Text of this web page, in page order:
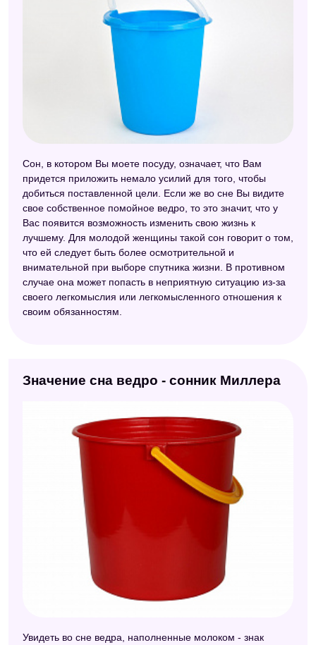
Сон, в котором Вы моете посуду, означает, что Вам
придется приложить немало усилий для того, чтобы
добиться поставленной цели. Если же во сне Вы видите
свое собственное помойное ведро, то это значит, что у
Вас появится возможность изменить свою жизнь к
лучшему. Для молодой женщины такой сон говорит о том,
что ей следует быть более осмотрительной и
внимательной при выборе спутника жизни. В противном
случае она может попасть в неприятную ситуацию из-за
своего легкомыслия или легкомысленного отношения к
своим обязанностям.
Значение сна ведро - сонник Миллера
Увидеть во сне ведра, наполненные молоком - знак